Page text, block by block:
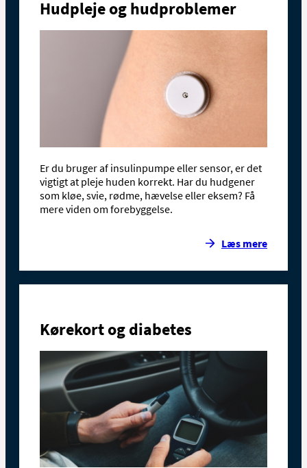
Hudpleje og hudproblemer
Er du bruger af insulinpumpe eller sensor, er det
vigtigt at pleje huden korrekt. Har du hudgener
som kløe, svie, rødme, hævelse eller eksem? Få
mere viden om forebyggelse.
Læs mere
Kørekort og diabetes